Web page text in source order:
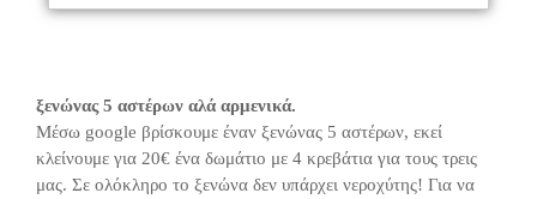
ξενώνας 5 αστέρων αλά αρμενικά.
Μέσω google βρίσκουμε έναν ξενώνας 5 αστέρων, εκεί
κλείνουμε για 20€ ένα δωμάτιο με 4 κρεβάτια για τους τρεις
μας. Σε ολόκληρο το ξενώνα δεν υπάρχει νεροχύτης! Για να